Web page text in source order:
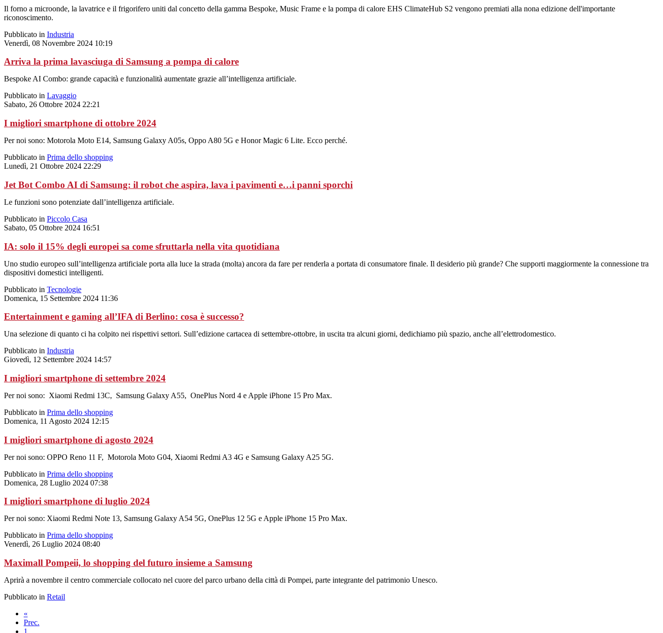
Il forno a microonde, la lavatrice e il frigorifero uniti dal concetto della gamma Bespoke, Music Frame e la pompa di calore EHS ClimateHub S2 vengono premiati alla nona edizione dell'importante
riconoscimento.
Pubblicato in Industria
Venerdì, 08 Novembre 2024 10:19
Arriva la prima lavasciuga di Samsung a pompa di calore
Bespoke AI Combo: grande capacità e funzionalità aumentate grazie all’intelligenza artificiale.
Pubblicato in Lavaggio
Sabato, 26 Ottobre 2024 22:21
I migliori smartphone di ottobre 2024
Per noi sono: Motorola Moto E14, Samsung Galaxy A05s, Oppo A80 5G e Honor Magic 6 Lite. Ecco perché.
Pubblicato in Prima dello shopping
Lunedì, 21 Ottobre 2024 22:29
Jet Bot Combo AI di Samsung: il robot che aspira, lava i pavimenti e…i panni sporchi
Le funzioni sono potenziate dall’intelligenza artificiale.
Pubblicato in Piccolo Casa
Sabato, 05 Ottobre 2024 16:51
IA: solo il 15% degli europei sa come sfruttarla nella vita quotidiana
Uno studio europeo sull’intelligenza artificiale porta alla luce la strada (molta) ancora da fare per renderla a portata di consumatore finale. Il desiderio più grande? Che supporti maggiormente la connessione tra
dispositivi domestici intelligenti.
Pubblicato in Tecnologie
Domenica, 15 Settembre 2024 11:36
Entertainment e gaming all’IFA di Berlino: cosa è successo?
Una selezione di quanto ci ha colpito nei rispettivi settori. Sull’edizione cartacea di settembre-ottobre, in uscita tra alcuni giorni, dedichiamo più spazio, anche all’elettrodomestico.
Pubblicato in Industria
Giovedì, 12 Settembre 2024 14:57
I migliori smartphone di settembre 2024
Per noi sono: Xiaomi Redmi 13C, Samsung Galaxy A55, OnePlus Nord 4 e Apple iPhone 15 Pro Max.
Pubblicato in Prima dello shopping
Domenica, 11 Agosto 2024 12:15
I migliori smartphone di agosto 2024
Per noi sono: OPPO Reno 11 F, Motorola Moto G04, Xiaomi Redmi A3 4G e Samsung Galaxy A25 5G.
Pubblicato in Prima dello shopping
Domenica, 28 Luglio 2024 07:38
I migliori smartphone di luglio 2024
Per noi sono: Xiaomi Redmi Note 13, Samsung Galaxy A54 5G, OnePlus 12 5G e Apple iPhone 15 Pro Max.
Pubblicato in Prima dello shopping
Venerdì, 26 Luglio 2024 08:40
Maximall Pompeii, lo shopping del futuro insieme a Samsung
Aprirà a novembre il centro commerciale collocato nel cuore del parco urbano della città di Pompei, parte integrante del patrimonio Unesco.
Pubblicato in Retail
«
Prec.